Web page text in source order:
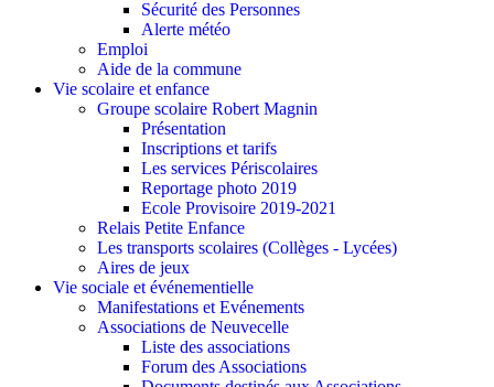
Sécurité des Personnes
Alerte météo
Emploi
Aide de la commune
Vie scolaire et enfance
Groupe scolaire Robert Magnin
Présentation
Inscriptions et tarifs
Les services Périscolaires
Reportage photo 2019
Ecole Provisoire 2019-2021
Relais Petite Enfance
Les transports scolaires (Collèges - Lycées)
Aires de jeux
Vie sociale et événementielle
Manifestations et Evénements
Associations de Neuvecelle
Liste des associations
Forum des Associations